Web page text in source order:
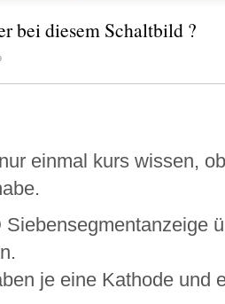
bei diesem Schaltbild ?
einmal kurs wissen,
Siebensegmentanzeige
je eine Kathode und